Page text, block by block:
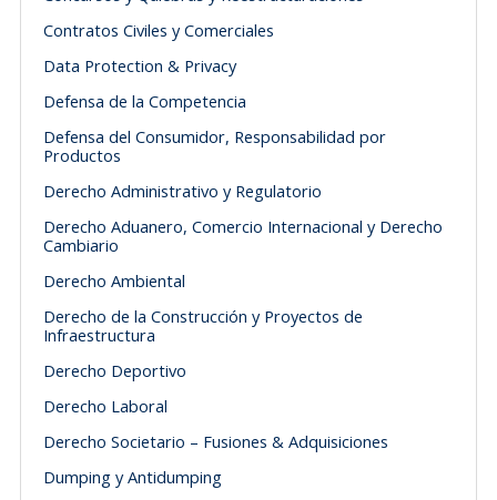
Contratos Civiles y Comerciales
Data Protection & Privacy
Defensa de la Competencia
Defensa del Consumidor, Responsabilidad por
Productos
Derecho Administrativo y Regulatorio
Derecho Aduanero, Comercio Internacional y Derecho
Cambiario
Derecho Ambiental
Derecho de la Construcción y Proyectos de
Infraestructura
Derecho Deportivo
Derecho Laboral
Derecho Societario – Fusiones & Adquisiciones
Dumping y Antidumping